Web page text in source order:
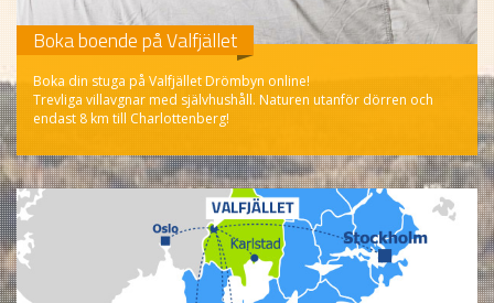
Boka boende på Valfjället
Boka din stuga på Valfjället Drömbyn online!
Trevliga villavgnar med självhushåll. Naturen utanför dörren och
endast 8 km till Charlottenberg!